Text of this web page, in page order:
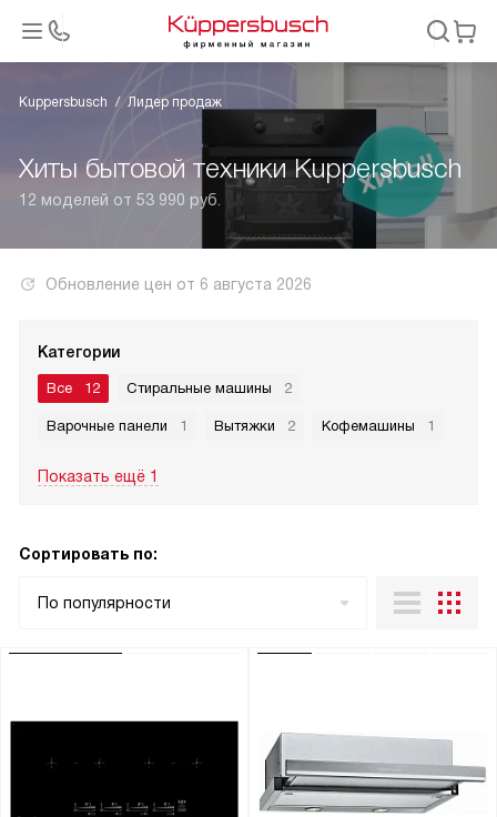
Kuppersbusch Лидер продаж
Хиты бытовой техники Kuppersbusch
12 моделей от 53 990 руб.
Обновление цен от 6 августа 2026
Категории
Все 12 Стиральные машины 2
Варочные панели 1 Вытяжки 2 Кофемашины 1
Показать ещё 1
Сортировать по:
По популярности